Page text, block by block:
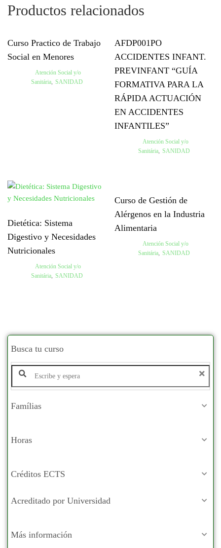
Productos relacionados
Curso Practico de Trabajo
Social en Menores
Atención Social y/o
Sanitária, SANIDAD
AFDP001PO
ACCIDENTES INFANT.
PREVINFANT “GUÍA
FORMATIVA PARA LA
RÁPIDA ACTUACIÓN
EN ACCIDENTES
INFANTILES”
Atención Social y/o
Sanitária, SANIDAD
Dietética: Sistema
Digestivo y Necesidades
Nutricionales
Atención Social y/o
Sanitária, SANIDAD
Curso de Gestión de
Alérgenos en la Industria
Alimentaria
Atención Social y/o
Sanitária, SANIDAD
Busca tu curso
Buscar productos:
Famílias
Horas
Créditos ECTS
Acreditado por Universidad
Más información